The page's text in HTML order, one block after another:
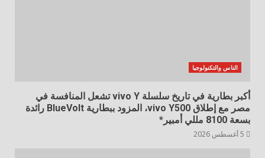
الناس والتكنولوجيا
أكبر بطارية في تاريخ سلسلة vivo Y تشعل المنافسة في
مصر مع إطلاق vivo Y500، المزود ببطارية BlueVolt رائدة
بسعة 8100 مللي أمبير*